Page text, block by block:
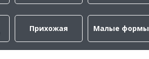
Прихожая Малые формы